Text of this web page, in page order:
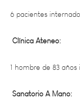
Clínica Ateneo:
1 hombre de 83 años
Sanatorio A Mano: